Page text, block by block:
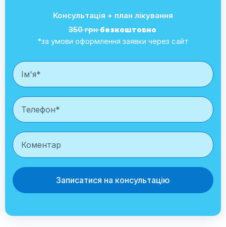
Консультація + план лікування
350 грнбезкоштовно
*за умови оформлення заявки через сайт
Записатися на консультацію